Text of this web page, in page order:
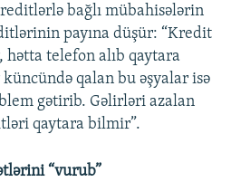
bağlı mübahisələrin
payına düşür: “Kredit
telefon alıb qaytara
qalan bu əşyalar isə
gətirib. Gəlirləri azalan
qaytara bilmir”.
“vurub”